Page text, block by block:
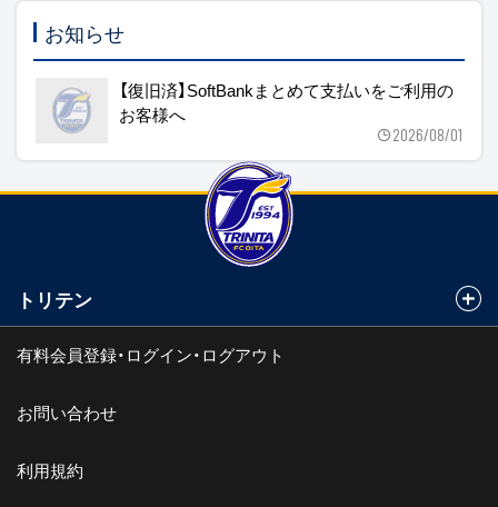
お知らせ
【復旧済】SoftBankまとめて支払いをご利用の
お客様へ
2026/08/01
トリテン
有料会員登録・ログイン・ログアウト
お問い合わせ
利用規約